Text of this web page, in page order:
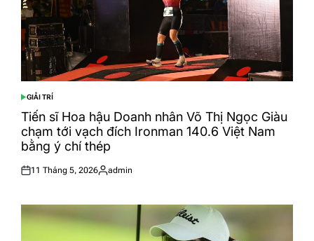
POSTED
IN
GIẢI TRÍ
Tiến sĩ Hoa hậu Doanh nhân Võ Thị Ngọc Giàu
chạm tới vạch đích Ironman 140.6 Việt Nam
bằng ý chí thép
Posted
11 Tháng 5, 2026
Posted
admin